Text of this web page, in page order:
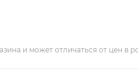
и может отличаться от цен в